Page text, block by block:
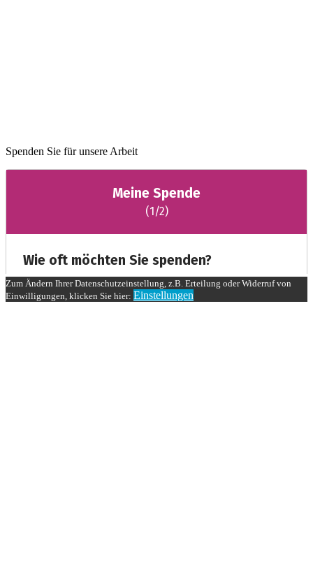
Spenden Sie für unsere Arbeit
Zum Ändern Ihrer Datenschutzeinstellung, z.B. Erteilung oder Widerruf von
Einwilligungen, klicken Sie hier: Einstellungen